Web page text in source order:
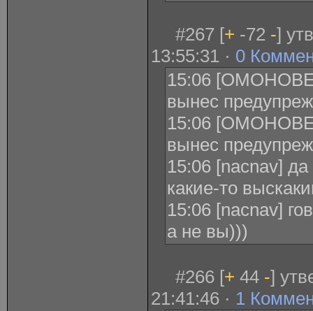
#267 [+ -72 -]
13:55:31 · 0
15:06
вынес
15:06
вынес
15:06 [nacnav]
какие-то
15:06 [nacnav]
а не вы)))
#266 [+ 44 -]
21:41:46 · 1